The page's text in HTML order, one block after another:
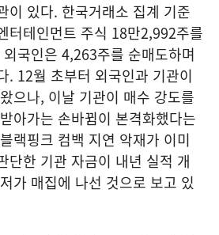
이 있다. 한국거래소 집계 기준
터테인먼트 주식 18만2,992주를
국인은 4,263주를 순매도하며
. 12월 초부터 외국인과 기관이
으나, 이날 기관이 매수 강도를
아가는 손바뀜이 본격화했다는
랙핑크 컴백 지연 악재가 이미
단한 기관 자금이 내년 실적 개
가 매집에 나선 것으로 보고 있